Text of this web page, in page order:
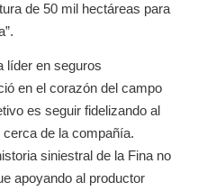
de 50 mil hectáreas para
líder en seguros
en el corazón del campo
es seguir fidelizando al
de la compañía.
siniestral de la Fina no
apoyando al productor